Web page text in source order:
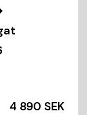
4 890 SEK